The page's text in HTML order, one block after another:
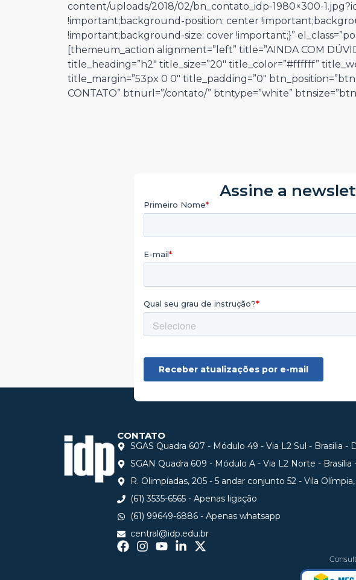
content/uploads/2018/02/bn_contato_idp-1980×300-
!important;background-position: center
!important;background-size: cover !important;}”
[themeum_action alignment=”left” title=”AINDA COM
title_heading=”h2″ title_size=”20″ title_color=”#ffffff”
title_margin=”53px 0 0″ title_padding=”0″
CONTATO” btnurl=”/contato/” btntype=”white”
Assine a
CONTATO
SGAS Quadra 607 - Módulo 49 - Via L2 Sul - Brasilia -
SGAN Quadra 609 - Módulo A - Via L2 Norte - Brasília
R. Olimpíadas, 205 - 5 andar conjunto 52 - Vila
(61) 3535-6565 - Apenas ligação
(61) 99649-6886 - Apenas whatsapp
central@idp.edu.br